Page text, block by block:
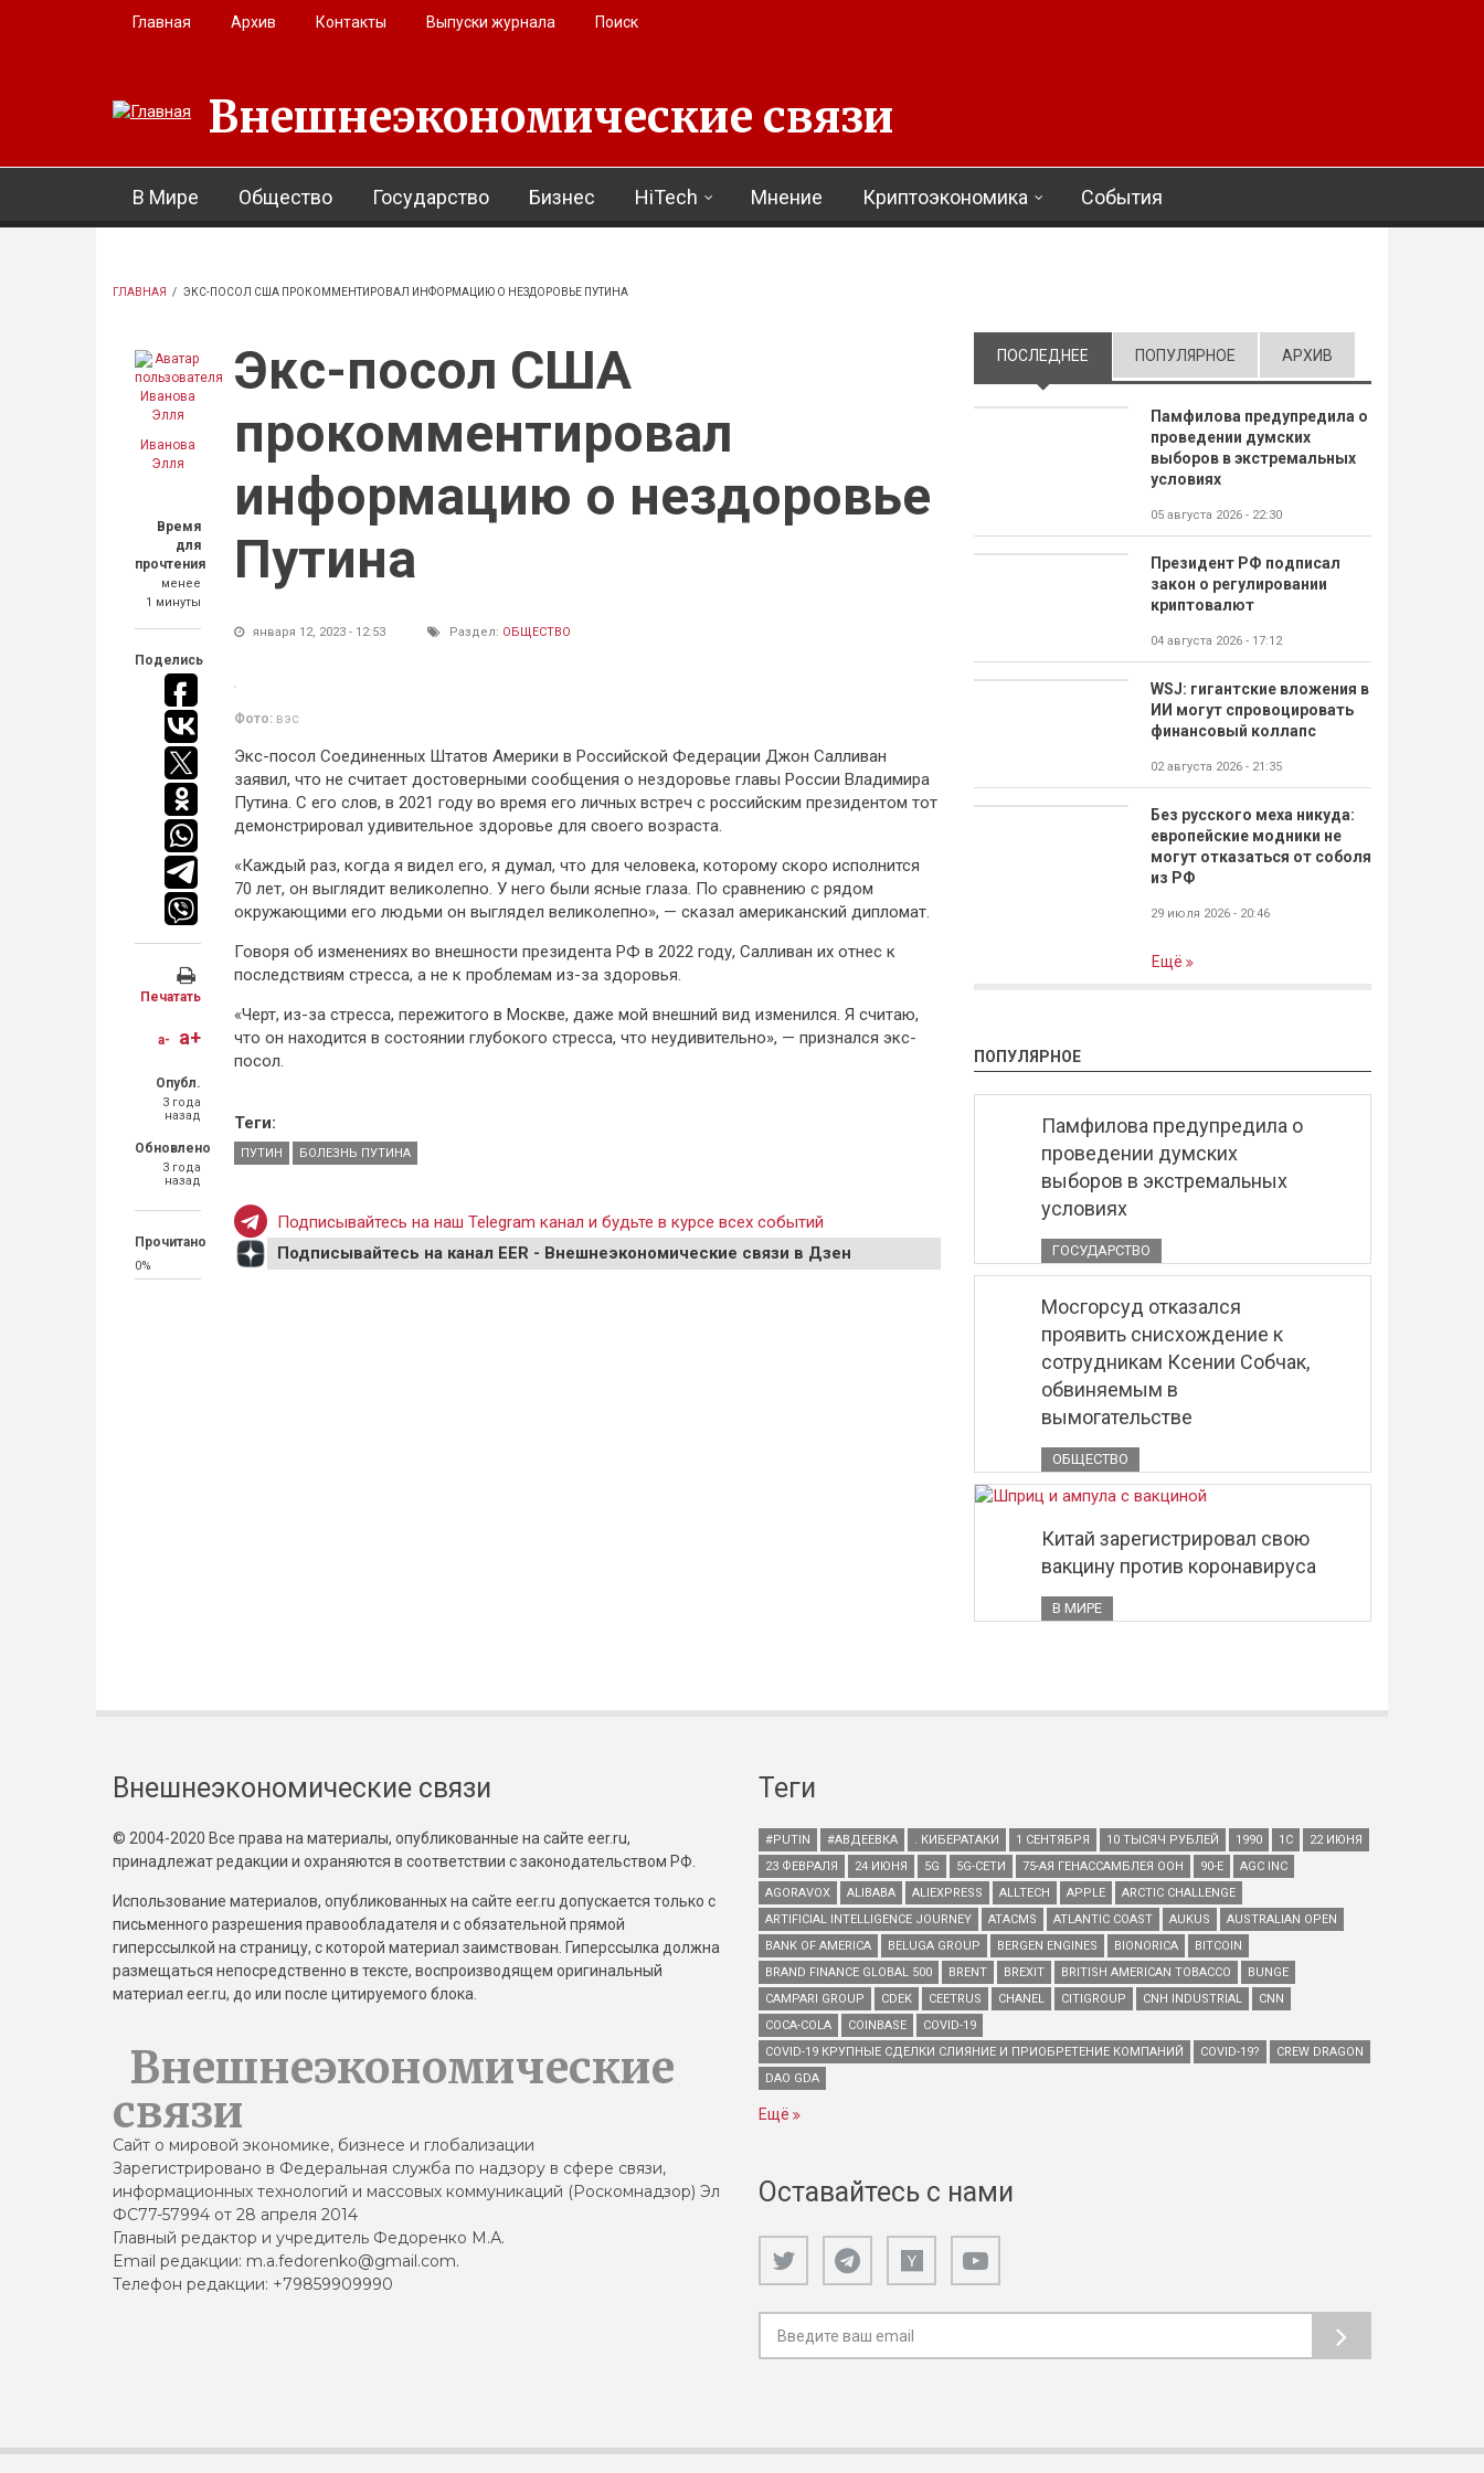
Перейти к основному содержанию
Главная Архив Контакты Выпуски журнала Поиск
Внешнеэкономические связи
В Мире Общество Государство Бизнес HiTech Мнение Криптоэкономика События
ГЛАВНАЯ / ЭКС-ПОСОЛ США ПРОКОММЕНТИРОВАЛ ИНФОРМАЦИЮ О НЕЗДОРОВЬЕ ПУТИНА
Иванова
Элля
Время
для
прочтения
менее
1 минуты
Поделись
Печатать
a- a+
Опубл.
3 года
назад
Обновлено
3 года
назад
Прочитано
0%
Экс-посол США
прокомментировал
информацию о нездоровье
Путина
января 12, 2023 - 12:53 Раздел: ОБЩЕСТВО
Фото: вэс
Экс-посол Соединенных Штатов Америки в Российской Федерации Джон Салливан
заявил, что не считает достоверными сообщения о нездоровье главы России Владимира
Путина. С его слов, в 2021 году во время его личных встреч с российским президентом тот
демонстрировал удивительное здоровье для своего возраста.
«Каждый раз, когда я видел его, я думал, что для человека, которому скоро исполнится
70 лет, он выглядит великолепно. У него были ясные глаза. По сравнению с рядом
окружающими его людьми он выглядел великолепно», — сказал американский дипломат.
Говоря об изменениях во внешности президента РФ в 2022 году, Салливан их отнес к
последствиям стресса, а не к проблемам из-за здоровья.
«Черт, из-за стресса, пережитого в Москве, даже мой внешний вид изменился. Я считаю,
что он находится в состоянии глубокого стресса, что неудивительно», — признался экс-
посол.
Теги:
ПУТИН БОЛЕЗНЬ ПУТИНА
Подписывайтесь на наш Telegram канал и будьте в курсе всех событий
Подписывайтесь на канал EER - Внешнеэкономические связи в Дзен
ПОСЛЕДНЕЕ (АКТИВНАЯ ВКЛАДКА)
ПОПУЛЯРНОЕ АРХИВ
Памфилова предупредила о
проведении думских
выборов в экстремальных
условиях
05 августа 2026 - 22:30
Президент РФ подписал
закон о регулировании
криптовалют
04 августа 2026 - 17:12
WSJ: гигантские вложения в
ИИ могут спровоцировать
финансовый коллапс
02 августа 2026 - 21:35
Без русского меха никуда:
европейские модники не
могут отказаться от соболя
из РФ
29 июля 2026 - 20:46
Ещё
ПОПУЛЯРНОЕ
Памфилова предупредила о
проведении думских
выборов в экстремальных
условиях
ГОСУДАРСТВО
Мосгорсуд отказался
проявить снисхождение к
сотрудникам Ксении Собчак,
обвиняемым в
вымогательстве
ОБЩЕСТВО
Китай зарегистрировал свою
вакцину против коронавируса
В МИРЕ
Внешнеэкономические связи
© 2004-2020 Все права на материалы, опубликованные на сайте eer.ru,
принадлежат редакции и охраняются в соответствии с законодательством РФ.
Использование материалов, опубликованных на сайте eer.ru допускается только с
письменного разрешения правообладателя и с обязательной прямой
гиперссылкой на страницу, с которой материал заимствован. Гиперссылка должна
размещаться непосредственно в тексте, воспроизводящем оригинальный
материал eer.ru, до или после цитируемого блока.
Внешнеэкономические
связи
Сайт о мировой экономике, бизнесе и глобализации
Зарегистрировано в Федеральная служба по надзору в сфере связи,
информационных технологий и массовых коммуникаций (Роскомнадзор) Эл
ФС77-57994 от 28 апреля 2014
Главный редактор и учредитель Федоренко М.А.
Email редакции: m.a.fedorenko@gmail.com.
Телефон редакции: +79859909990
Теги
#PUTIN #АВДЕЕВКА . КИБЕРАТАКИ 1 СЕНТЯБРЯ 10 ТЫСЯЧ РУБЛЕЙ 1990 1С
22 ИЮНЯ
23 ФЕВРАЛЯ
24 ИЮНЯ 5G 5G-СЕТИ 75-АЯ ГЕНАССАМБЛЕЯ ООН 90-Е
AGC INC
AGORAVOX
ALIBABA ALIEXPRESS ALLTECH APPLE
ARCTIC CHALLENGE
ARTIFICIAL INTELLIGENCE JOURNEY
ATACMS ATLANTIC COAST AUKUS
AUSTRALIAN OPEN
BANK OF AMERICA
BELUGA GROUP BERGEN ENGINES BIONORICA
BITCOIN
BRAND FINANCE GLOBAL 500
BRENT BREXIT BRITISH AMERICAN TOBACCO
BUNGE
CAMPARI GROUP
CDEK CEETRUS CHANEL CITIGROUP CNH INDUSTRIAL
CNN
COCA-COLA
COINBASE
COVID-19
COVID-19 КРУПНЫЕ СДЕЛКИ СЛИЯНИЕ И ПРИОБРЕТЕНИЕ КОМПАНИЙ
COVID-19?
CREW DRAGON
DAO GDA
Ещё
Оставайтесь с нами